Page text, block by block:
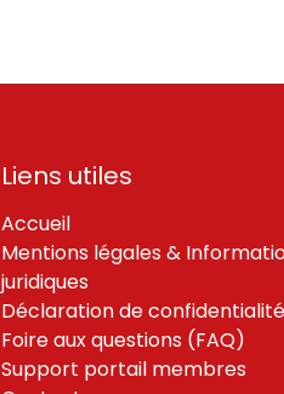
Liens utiles
Accueil
Mentions légales &
juridiques
Déclaration de confidentialité
Foire aux questions (FAQ)
Support portail membres